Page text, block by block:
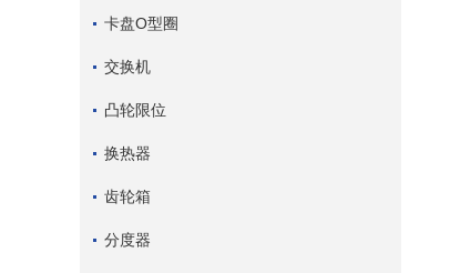
卡盘O型圈
交换机
凸轮限位
换热器
齿轮箱
分度器